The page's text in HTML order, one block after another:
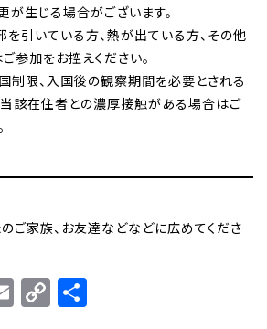
が生じる場合がございます。
を引いている方、熱が出ている方、その他
参加をお控えください。
制限、入国後の観察期間を必要とされる
該在住者との濃厚接触がある場合はご
ご家族、お友達などなどに広めてくださ
Email
Copy